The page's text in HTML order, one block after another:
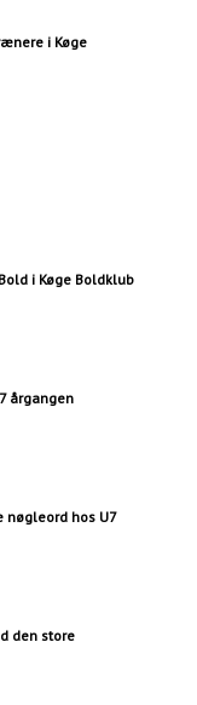
i Køge
i Køge Boldklub
årgangen
nøgleord hos U7
den store